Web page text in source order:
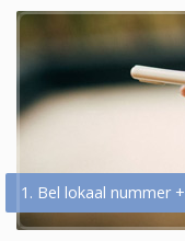
1. Bel lokaal nummer +